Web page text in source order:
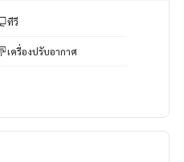
กล้า, Big C ปิ่นเกล้า
ทีวี
เครื่องปรับอากาศ